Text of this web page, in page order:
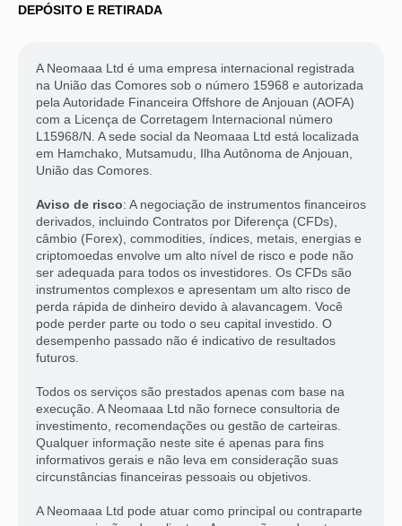
DEPÓSITO E RETIRADA
A Neomaaa Ltd é uma empresa internacional registrada
na União das Comores sob o número 15968 e autorizada
pela Autoridade Financeira Offshore de Anjouan (AOFA)
com a Licença de Corretagem Internacional número
L15968/N. A sede social da Neomaaa Ltd está localizada
em Hamchako, Mutsamudu, Ilha Autônoma de Anjouan,
União das Comores.
Aviso de risco: A negociação de instrumentos financeiros
derivados, incluindo Contratos por Diferença (CFDs),
câmbio (Forex), commodities, índices, metais, energias e
criptomoedas envolve um alto nível de risco e pode não
ser adequada para todos os investidores. Os CFDs são
instrumentos complexos e apresentam um alto risco de
perda rápida de dinheiro devido à alavancagem. Você
pode perder parte ou todo o seu capital investido. O
desempenho passado não é indicativo de resultados
futuros.
Todos os serviços são prestados apenas com base na
execução. A Neomaaa Ltd não fornece consultoria de
investimento, recomendações ou gestão de carteiras.
Qualquer informação neste site é apenas para fins
informativos gerais e não leva em consideração suas
circunstâncias financeiras pessoais ou objetivos.
A Neomaaa Ltd pode atuar como principal ou contraparte